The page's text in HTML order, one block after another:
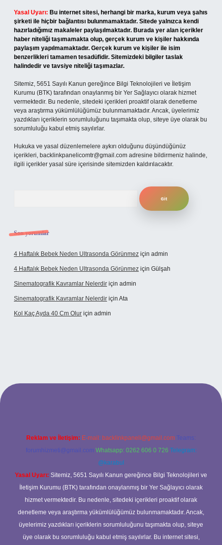
Yasal Uyarı: Bu internet sitesi, herhangi bir marka, kurum veya şahıs
şirketi ile hiçbir bağlantısı bulunmamaktadır. Sitede yalnızca kendi
hazırladığımız makaleler paylaşılmaktadır. Burada yer alan içerikler
haber niteliği taşımamakta olup, gerçek kurum ve kişiler hakkında
paylaşım yapılmamaktadır. Gerçek kurum ve kişiler ile isim
benzerlikleri tamamen tesadüfidir. Sitemizdeki bilgiler taslak
halindedir ve tavsiye niteliği taşımazlar.
Sitemiz, 5651 Sayılı Kanun gereğince Bilgi Teknolojileri ve İletişim
Kurumu (BTK) tarafından onaylanmış bir Yer Sağlayıcı olarak hizmet
vermektedir. Bu nedenle, sitedeki içerikleri proaktif olarak denetleme
veya araştırma yükümlülüğümüz bulunmamaktadır. Ancak, üyelerimiz
yazdıkları içeriklerin sorumluluğunu taşımakta olup, siteye üye olarak bu
sorumluluğu kabul etmiş sayılırlar.
Hukuka ve yasal düzenlemelere aykırı olduğunu düşündüğünüz
içerikleri, backlinkpanelicomtr@gmail.com adresine bildirmeniz halinde,
ilgili içerikler yasal süre içerisinde sitemizden kaldırılacaktır.
Son yorumlar
4 Haftalık Bebek Neden Ultrasonda Görünmez için admin
4 Haftalık Bebek Neden Ultrasonda Görünmez için Gülşah
Sinematografik Kavramlar Nelerdir için admin
Sinematografik Kavramlar Nelerdir için Ata
Kol Kaç Ayda 40 Cm Olur için admin
Reklam ve İletişim: E-mail: backlinkpaneli@gmail.com Teams:
forumhizmeti@gmail.com Whatsapp: 0262 606 0 726 Telegram:
@karabul
Yasal Uyarı: Sitemiz, 5651 Sayılı Kanun gereğince Bilgi Teknolojileri ve
İletişim Kurumu (BTK) tarafından onaylanmış bir Yer Sağlayıcı olarak
hizmet vermektedir. Bu nedenle, sitedeki içerikleri proaktif olarak
denetleme veya araştırma yükümlülüğümüz bulunmamaktadır. Ancak,
üyelerimiz yazdıkları içeriklerin sorumluluğunu taşımakta olup, siteye
üye olarak bu sorumluluğu kabul etmiş sayılırlar. Bu internet sitesi,